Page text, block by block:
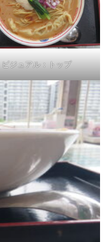
ビジュアル：トップ